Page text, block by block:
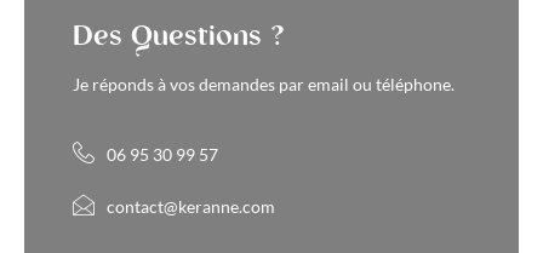
Des Questions ?
Je réponds à vos demandes par email ou téléphone.
06 95 30 99 57
contact@keranne.com